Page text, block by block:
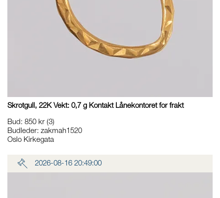
Skrotgull, 22K Vekt: 0,7 g Kontakt Lånekontoret for frakt
Bud: 850 kr (3)
Budleder: zakmah1520
Oslo Kirkegata
2026-08-16 20:49:00